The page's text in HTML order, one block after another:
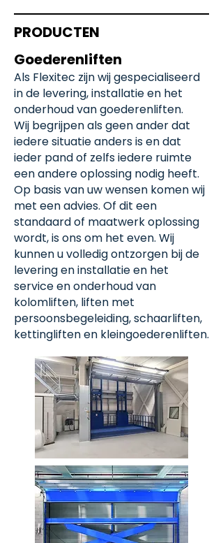
PRODUCTEN
Goederenliften
Als Flexitec zijn wij gespecialiseerd
in de levering, installatie en het
onderhoud van goederenliften.
Wij begrijpen als geen ander dat
iedere situatie anders is en dat
ieder pand of zelfs iedere ruimte
een andere oplossing nodig heeft.
Op basis van uw wensen komen wij
met een advies. Of dit een
standaard of maatwerk oplossing
wordt, is ons om het even. Wij
kunnen u volledig ontzorgen bij de
levering en installatie en het
service en onderhoud van
kolomliften, liften met
persoonsbegeleiding, schaarliften,
kettingliften en kleingoederenliften.